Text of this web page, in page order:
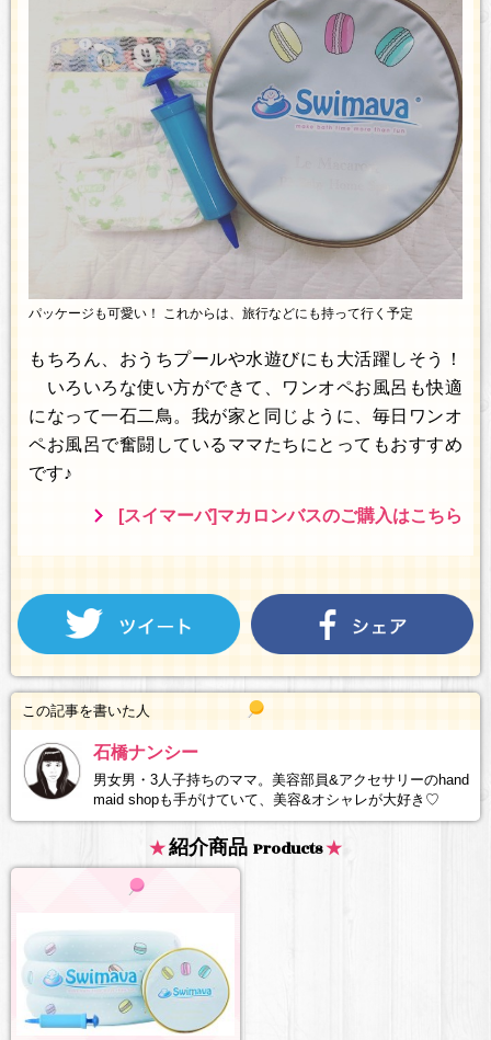
パッケージも可愛い！ これからは、旅行などにも持って行く予定
もちろん、おうちプールや水遊びにも大活躍しそう！
いろいろな使い方ができて、ワンオペお風呂も快適
になって一石二鳥。我が家と同じように、毎日ワンオ
ペお風呂で奮闘しているママたちにとってもおすすめ
です♪
[スイマーバ]マカロンバスのご購入はこちら
この記事を書いた人
石橋ナンシー
男女男・3人子持ちのママ。美容部員&アクセサリーのhand
maid shopも手がけていて、美容&オシャレが大好き♡
紹介商品 Products